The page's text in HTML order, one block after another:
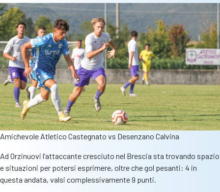
Amichevole Atletico Castegnato vs Desenzano Calvina
Ad Orzinuovi l’attaccante cresciuto nel Brescia sta trovando spazio
e situazioni per potersi esprimere, oltre che gol pesanti: 4 in
questa andata, valsi complessivamente 9 punti.